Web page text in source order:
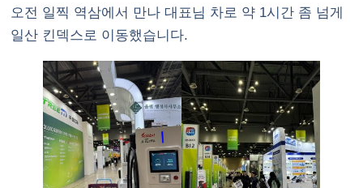
오전 일찍 역삼에서 만나 대표님 차로 약 1시간 좀 넘게
일산 킨덱스로 이동했습니다.